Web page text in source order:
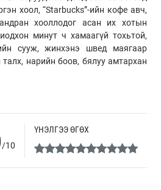
хоол, “Starbucks”-ийн кофе авч,
хооллодог асан их хотын
минут ч хамаагүй тохьтой,
сууж, жинхэнэ швед маягаар
талх, нарийн боов, бялуу амтархан
/10
ҮНЭЛГЭЭ ӨГӨХ